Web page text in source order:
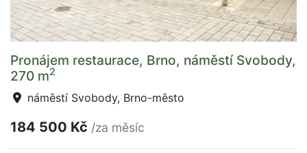
Pronájem restaurace, Brno, náměstí Svobody,
270 m2
náměstí Svobody, Brno-město
184 500 Kč /za měsíc